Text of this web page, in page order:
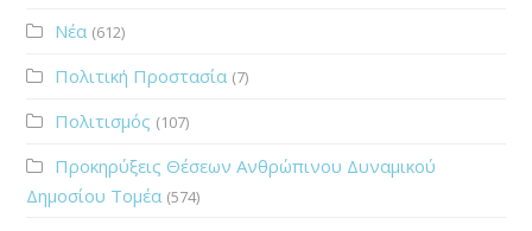
Νέα (612)
Πολιτική Προστασία (7)
Πολιτισμός (107)
Προκηρύξεις Θέσεων Ανθρώπινου Δυναμικού
Δημοσίου Τομέα (574)